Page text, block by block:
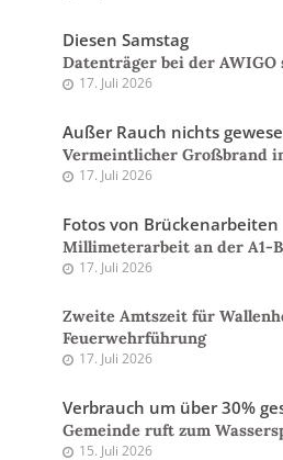
Diesen Samstag
Datenträger bei der AWIGO
17. Juli 2026
Außer Rauch nichts
Vermeintlicher Großbrand
17. Juli 2026
Fotos von Brückenarbeiten
Millimeterarbeit an der A1-
17. Juli 2026
Zweite Amtszeit für
Feuerwehrführung
17. Juli 2026
Verbrauch um über 30%
Gemeinde ruft zum
15. Juli 2026